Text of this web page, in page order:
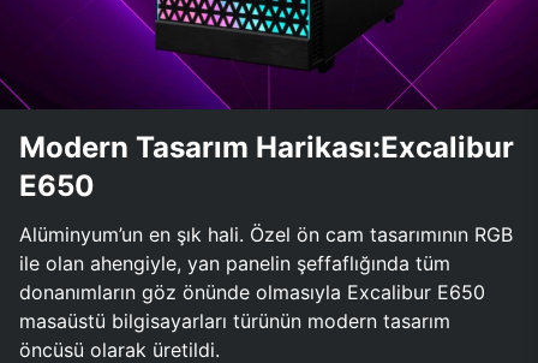
Modern Tasarım Harikası:Excalibur
E650
Alüminyum’un en şık hali. Özel ön cam tasarımının RGB
ile olan ahengiyle, yan panelin şeffaflığında tüm
donanımların göz önünde olmasıyla Excalibur E650
masaüstü bilgisayarları türünün modern tasarım
öncüsü olarak üretildi.